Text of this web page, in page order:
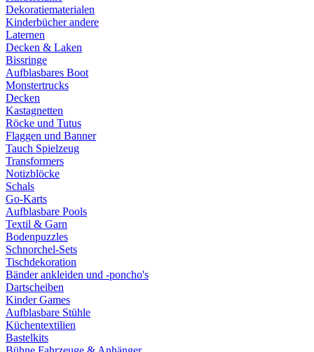
Dekoratiematerialen
Kinderbücher andere
Laternen
Decken & Laken
Bissringe
Aufblasbares Boot
Monstertrucks
Decken
Kastagnetten
Röcke und Tutus
Flaggen und Banner
Tauch Spielzeug
Transformers
Notizblöcke
Schals
Go-Karts
Aufblasbare Pools
Textil & Garn
Bodenpuzzles
Schnorchel-Sets
Tischdekoration
Bänder ankleiden und -poncho's
Dartscheiben
Kinder Games
Aufblasbare Stühle
Küchentextilien
Bastelkits